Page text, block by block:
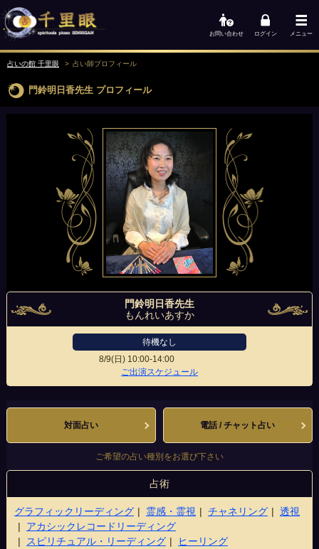
お問い合わせ ログイン メニュー
占いの館 千里眼 占い師プロフィール
門鈴明日香先生 プロフィール
門鈴明日香先生
もんれいあすか
待機なし
8/9(日) 10:00-14:00
ご出演スケジュール
対面占い 電話 / チャット占い
ご希望の占い種別をお選び下さい
占術
グラフィックリーディング 霊感・霊視 チャネリング
透視
アカシックレコードリーディング
スピリチュアル・リーディング
ヒーリング